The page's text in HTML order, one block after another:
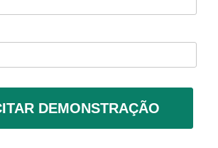
DEMONSTRAÇÃO